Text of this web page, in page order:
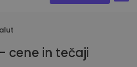
cene in tečaji